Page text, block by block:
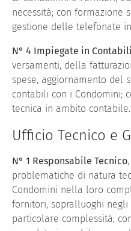
necessità; con formazione
gestione delle telefonate
N° 4 Impiegate in
versamenti, della
spese, aggiornamento del
contabili con i Condomini;
tecnica in ambito contabile.
Ufficio Tecnico e
N° 1 Responsabile Tecnico
problematiche di natura
Condomini nella loro
fornitori, sopralluoghi
particolare complessità;